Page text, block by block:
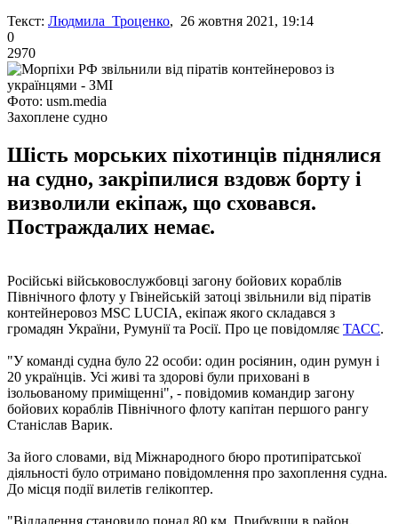
Текст: Людмила Троценко, 26 жовтня 2021, 19:14
0
2970
Фото: usm.media
Захоплене судно
Шість морських піхотинців піднялися
на судно, закріпилися вздовж борту і
визволили екіпаж, що сховався.
Постраждалих немає.
Російські військовослужбовці загону бойових кораблів
Північного флоту у Гвінейській затоці звільнили від піратів
контейнеровоз MSC LUCIA, екіпаж якого складався з
громадян України, Румунії та Росії. Про це повідомляє ТАСС.
"У команді судна було 22 особи: один росіянин, один румун і
20 українців. Усі живі та здорові були приховані в
ізольованому приміщенні", - повідомив командир загону
бойових кораблів Північного флоту капітан першого рангу
Станіслав Варик.
За його словами, від Міжнародного бюро протипіратської
діяльності було отримано повідомлення про захоплення судна.
До місця події вилетів гелікоптер.
"Віддалення становило понад 80 км. Прибувши в район,